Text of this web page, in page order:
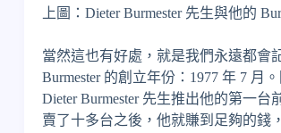
上圖：Dieter Burmester 先生與他的
當然這也有好處，就是我們永遠都會
Burmester 的創立年份：1977 年 7 月
Dieter Burmester 先生推出他的第一台
賣了十多台之後，他就賺到足夠的錢